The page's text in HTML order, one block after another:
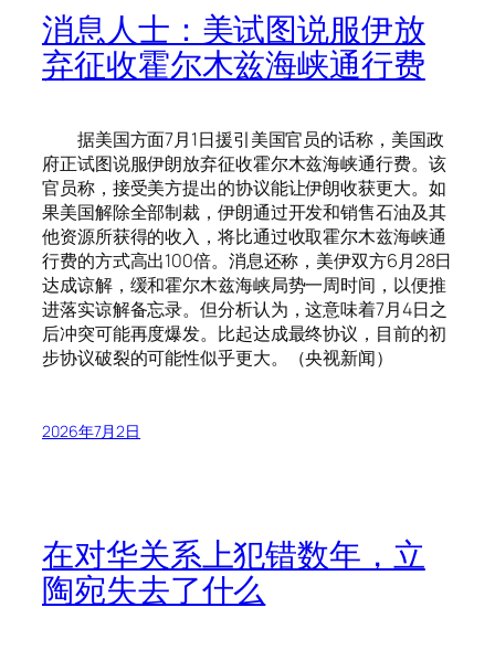
消息人士：美试图说服伊放
弃征收霍尔木兹海峡通行费
据美国方面7月1日援引美国官员的话称，美国政
府正试图说服伊朗放弃征收霍尔木兹海峡通行费。该
官员称，接受美方提出的协议能让伊朗收获更大。如
果美国解除全部制裁，伊朗通过开发和销售石油及其
他资源所获得的收入，将比通过收取霍尔木兹海峡通
行费的方式高出100倍。消息还称，美伊双方6月28日
达成谅解，缓和霍尔木兹海峡局势一周时间，以便推
进落实谅解备忘录。但分析认为，这意味着7月4日之
后冲突可能再度爆发。比起达成最终协议，目前的初
步协议破裂的可能性似乎更大。（央视新闻）
2026年7月2日
在对华关系上犯错数年，立
陶宛失去了什么